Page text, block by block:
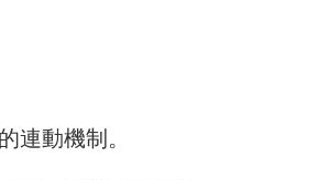
連動機制。